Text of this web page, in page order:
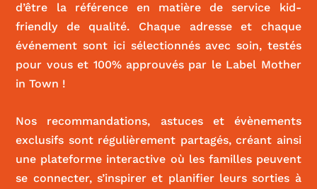
d’être la référence en matière de service kid-
friendly de qualité. Chaque adresse et chaque
événement sont ici sélectionnés avec soin, testés
pour vous et 100% approuvés par le Label Mother
in Town !
Nos recommandations, astuces et évènements
exclusifs sont régulièrement partagés, créant ainsi
une plateforme interactive où les familles peuvent
se connecter, s’inspirer et planifier leurs sorties à